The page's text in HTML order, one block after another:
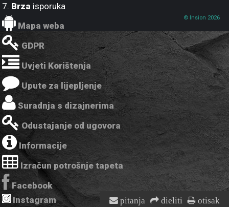
7. Brza isporuka
Mapa weba
GDPR
Uvjeti Korištenja
Upute za lijepljenje
Suradnja s dizajnerima
Odustajanje od ugovora
Informacije
Izračun potrošnje tapeta
Facebook
Instagram
pitanja dieliti otisak
© Insion 2026